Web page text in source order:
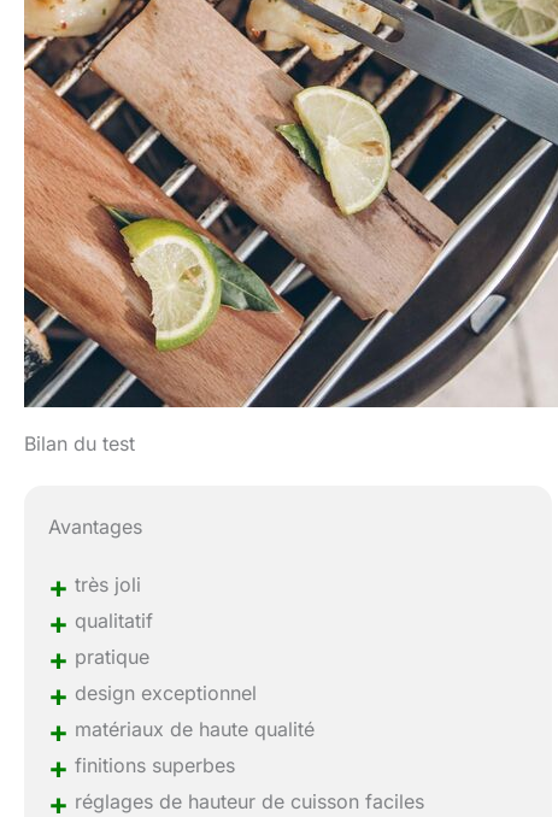
Bilan du test
Avantages
+ très joli
+ qualitatif
+ pratique
+ design exceptionnel
+ matériaux de haute qualité
+ finitions superbes
+ réglages de hauteur de cuisson faciles